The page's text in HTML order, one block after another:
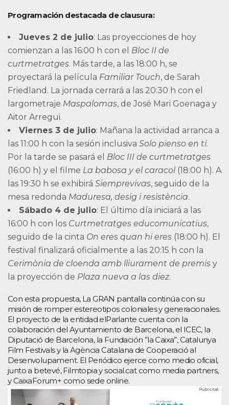
Programación destacada de clausura:
Jueves 2 de julio: Las proyecciones de hoy
comienzan a las 16:00 h con el Bloc II de
curtmetratges. Más tarde, a las 18:00 h, se
proyectará la película Familiar Touch, de Sarah
Friedland. La jornada cerrará a las 20:30 h con el
largometraje Maspalomas, de José Mari Goenaga y
Aitor Arregui.
Viernes 3 de julio: Mañana la actividad arranca a
las 11:00 h con la sesión inclusiva Solo pienso en ti.
Por la tarde se pasará el Bloc III de curtmetratges
(16:00 h) y el filme La babosa y el caracol(18:00 h). A
las 19:30 h se exhibirá Siemprevivas, seguido de la
mesa redonda Maduresa, desig i resistència.
Sábado 4 de julio: El último día iniciará a las
16:00 h con los Curtmetratges educomunicatius,
seguido de la cinta On eres quan hi eres (18:00 h). El
festival finalizará oficialmente a las 20:15 h con la
Cerimònia de cloenda amb lliurament de premis y
la proyección de Plaza nueva a las diez.
Con esta propuesta, La GRAN pantalla continúa con su
misión de romper estereotipos coloniales y generacionales.
El proyecto de la entidad elParlante cuenta con la
colaboración del Ayuntamiento de Barcelona, el ICEC, la
Diputació de Barcelona, la Fundación ”la Caixa”, Catalunya
Film Festivals y la Agència Catalana de Cooperació al
Desenvolupament. El Periódico ejerce como medio oficial,
junto a betevé, Filmtopia y social.cat como media partners,
y CaixaForum+ como sede online.